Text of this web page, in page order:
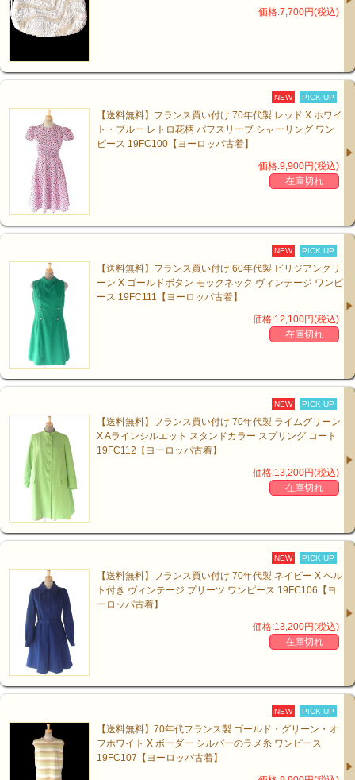
価格:7,700円(税込)
NEW PICK UP
【送料無料】フランス買い付け 70年代製 レッド X ホワイ
ト・ブルー レトロ花柄 パフスリーブ シャーリング ワン
ピース 19FC100【ヨーロッパ古着】
価格:9,900円(税込)
在庫切れ
NEW PICK UP
【送料無料】フランス買い付け 60年代製 ビリジアングリ
ーン X ゴールドボタン モックネック ヴィンテージ ワンピ
ース 19FC111【ヨーロッパ古着】
価格:12,100円(税込)
在庫切れ
NEW PICK UP
【送料無料】フランス買い付け 70年代製 ライムグリーン
X Aラインシルエット スタンドカラー スプリング コート
19FC112【ヨーロッパ古着】
価格:13,200円(税込)
在庫切れ
NEW PICK UP
【送料無料】フランス買い付け 70年代製 ネイビー X ベル
ト付き ヴィンテージ プリーツ ワンピース 19FC106【ヨ
ーロッパ古着】
価格:13,200円(税込)
在庫切れ
NEW PICK UP
【送料無料】70年代フランス製 ゴールド・グリーン・オ
フホワイト X ボーダー シルバーのラメ糸 ワンピース
19FC107【ヨーロッパ古着】